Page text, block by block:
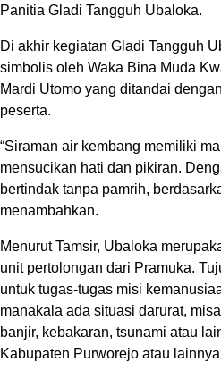
Panitia Gladi Tangguh Ubaloka.
Di akhir kegiatan Gladi Tangguh
simbolis oleh Waka Bina Muda
Mardi Utomo yang ditandai
peserta.
“Siraman air kembang memiliki
mensucikan hati dan pikiran.
bertindak tanpa pamrih,
menambahkan.
Menurut Tamsir, Ubaloka
unit pertolongan dari Pramuka.
untuk tugas-tugas misi
manakala ada situasi darurat,
banjir, kebakaran, tsunami atau
Kabupaten Purworejo atau